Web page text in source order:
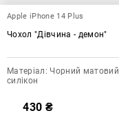
Apple iPhone 14 Plus
Чохол "Дівчина - демон"
Матеріал: Чорний матовий
силікон
430 ₴